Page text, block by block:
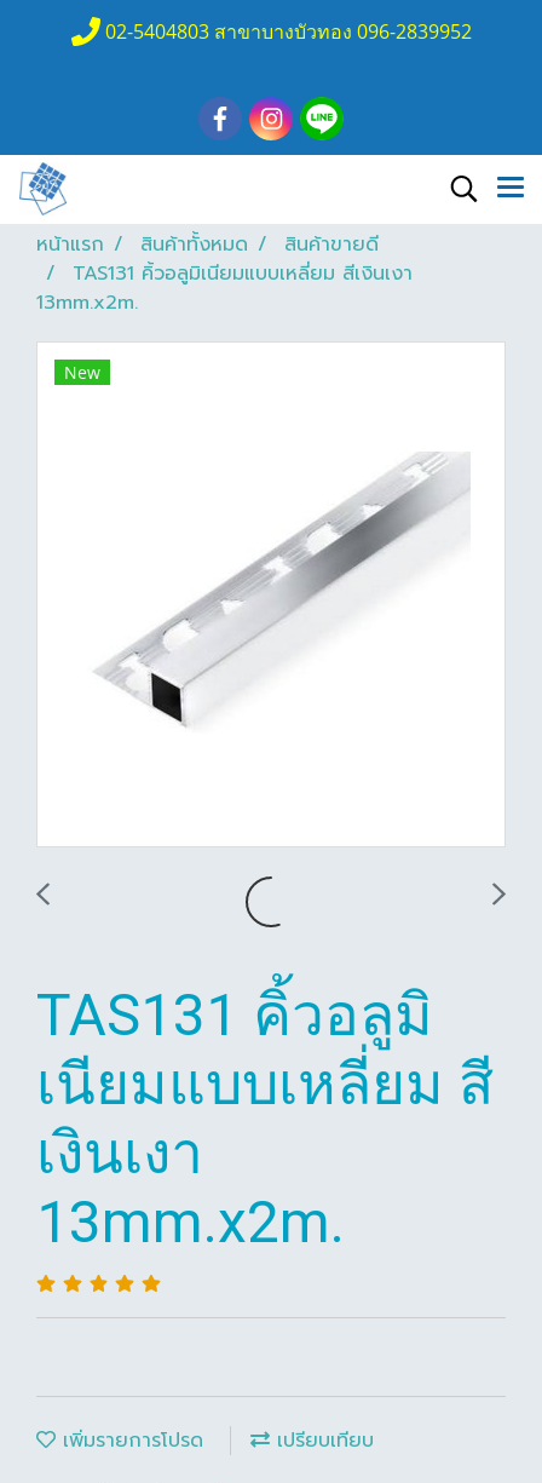
02-5404803 สาขาบางบัวทอง 096-2839952
หน้าแรก สินค้าทั้งหมด
สินค้าขายดี
TAS131 คิ้วอลูมิเนียมแบบเหลี่ยม สีเงินเงา
13mm.x2m.
New
TAS131 คิ้วอลูมิ
เนียมแบบเหลี่ยม สี
เงินเงา
13mm.x2m.
เพิ่มรายการโปรด
เปรียบเทียบ